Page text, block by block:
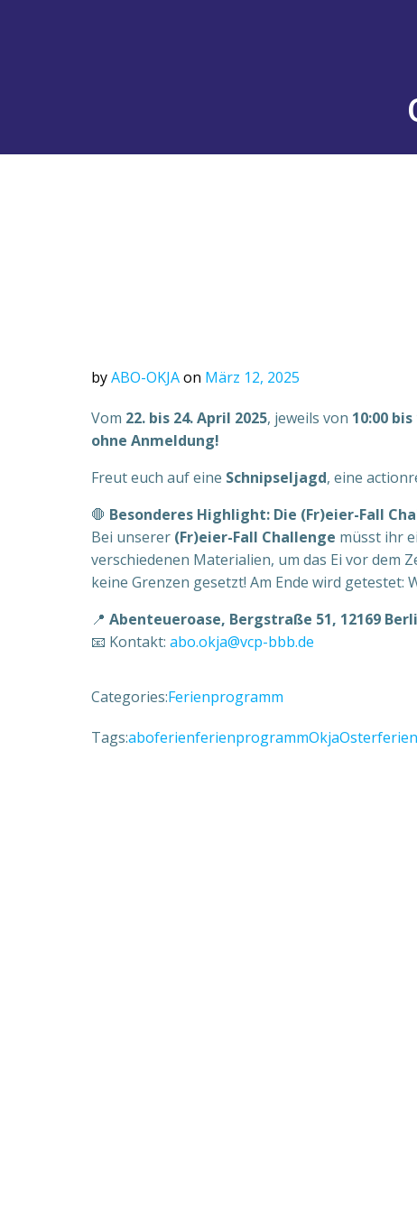
byABO-OKJAon März 12, 2025
Vom 22. bis 24. April 2025, jeweils von 10:00
ohne Anmeldung!
Freut euch auf eine Schnipseljagd, eine
🛑 Besonderes Highlight: Die (Fr)eier-Fall
Bei unserer (Fr)eier-Fall Challenge müsst ihr
verschiedenen Materialien, um das Ei vor dem
keine Grenzen gesetzt! Am Ende wird getestet:
📍 Abenteueroase, Bergstraße 51, 12169
📧 Kontakt: abo.okja@vcp-bbb.de
Categories:Ferienprogramm
Tags:aboferienferienprogrammOkjaOsterferien